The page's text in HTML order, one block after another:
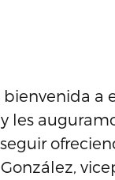
bienvenida
les